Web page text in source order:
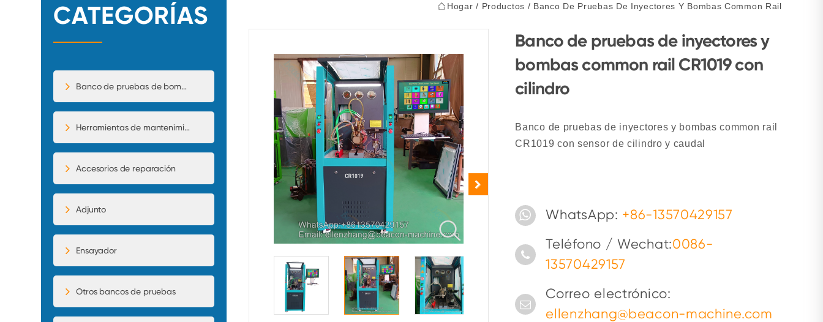
Hogar / Productos / Banco De Pruebas De Inyectores Y Bombas Common Rail
CATEGORÍAS
Banco de pruebas de bomba de inyección
Herramientas de mantenimiento
Accesorios de reparación
Adjunto
Ensayador
Otros bancos de pruebas
Banco de pruebas de inyectores y
bombas common rail CR1019 con
cilindro
Banco de pruebas de inyectores y bombas common rail
CR1019 con sensor de cilindro y caudal
WhatsApp: +86-13570429157
Teléfono / Wechat:0086-
13570429157
Correo electrónico:
ellenzhang@beacon-machine.com